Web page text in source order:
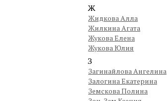
Ж
Жидкова Алла
Жилкина Агата
Жукова Елена
Жукова Юлия
З
Загинайлова Ангелина
Залогина Екатерина
Земскова Полина